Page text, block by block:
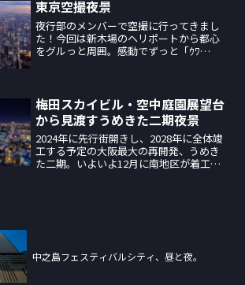
今期はイルミネーションに...
東京空撮夜景
夜行部のメンバーで空撮に行ってきまし
た！今回は新木場のヘリポートから都心
をグルっと周囲。感動でずっと「ｳﾜ
たそうで...
梅田スカイビル・空中庭園展望台
から見渡すうめきた二期夜景
2024年に先行街開きし、2028年に全体竣
工する予定の大阪最大の再開発、うめき
た二期。いよいよ12月に南地区が着工す
中之島フェスティバルシティ、昼と夜。